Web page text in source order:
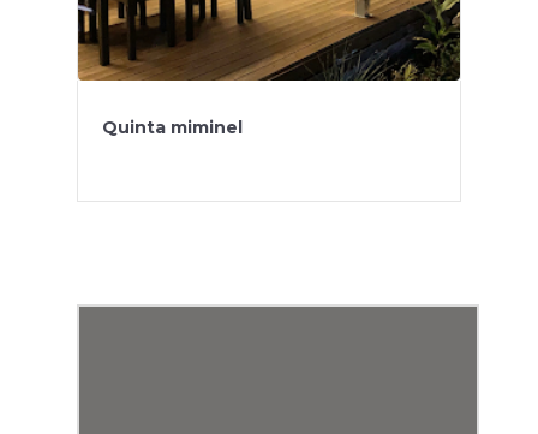
Quinta miminel